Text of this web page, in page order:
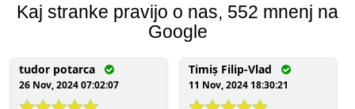
Kaj stranke pravijo o nas, 552 mnenj na
Google
tudor potarca
26 Nov, 2024 07:02:07
Timiș Filip-Vlad
11 Nov, 2024 18:30:21